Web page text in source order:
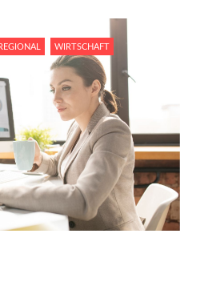
REGIONAL WIRTSCHAFT